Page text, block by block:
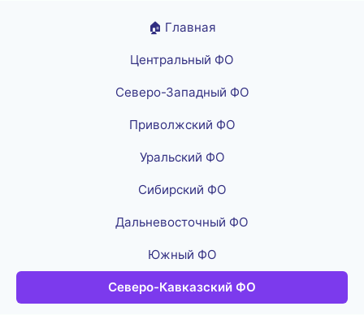
🏠 Главная
Центральный ФО
Северо-Западный ФО
Приволжский ФО
Уральский ФО
Сибирский ФО
Дальневосточный ФО
Южный ФО
Северо-Кавказский ФО